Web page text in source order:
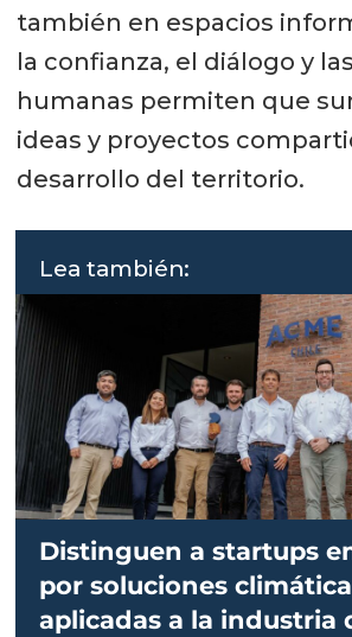
también en espacios
la confianza, el diálogo y
humanas permiten que
ideas y proyectos
desarrollo del territorio.
Lea también:
Distinguen a startups
por soluciones
aplicadas a la industria